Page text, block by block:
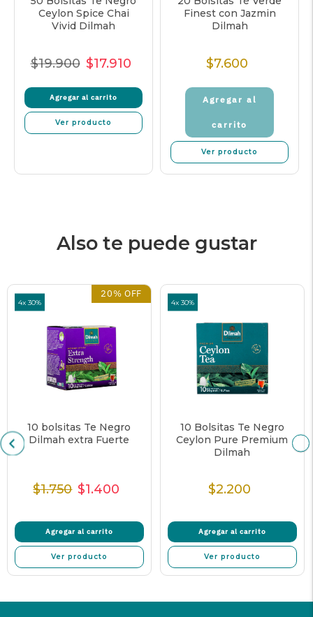
Ceylon Spice Chai
Vivid Dilmah
Precio
$19.900 Precio
oferta
$17.910
Agregar al carrito
Ver producto
Finest con Jazmin
Dilmah
Precio
$7.600
Agregar al
carrito
Ver producto
Also te puede gustar
4x 30%
20% OFF
10 bolsitas Te Negro
Dilmah extra Fuerte
Precio
$1.750 Precio
oferta
$1.400
Agregar al carrito
Ver producto
4x 30%
10 Bolsitas Te Negro
Ceylon Pure Premium
Dilmah
Precio
$2.200
Agregar al carrito
Ver producto